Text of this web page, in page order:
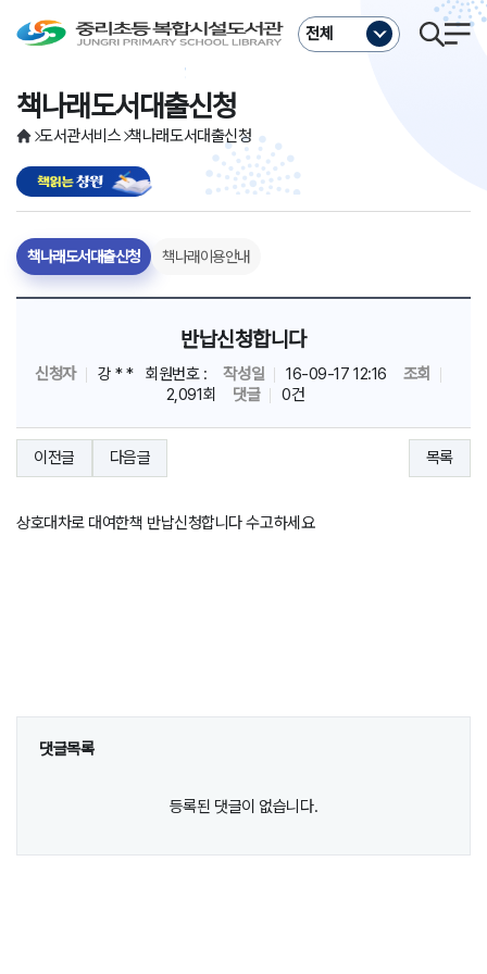
전체
도서관서비스 책나래도서대출신청
책나래도서대출신청
책나래도서대출신청 책나래이용안내
반납신청합니다
신청자 강 * * 회원번호 : 작성일 16-09-17 12:16
조회
2,091회
댓글 0건
이전글 다음글 목록
상호대차로 대여한책 반납신청합니다 수고하세요
댓글목록
등록된 댓글이 없습니다.